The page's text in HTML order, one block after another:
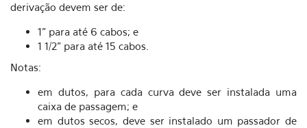
derivação devem ser de:
1" para até 6 cabos; e
1 1/2" para até 15 cabos.
Notas:
em dutos, para cada curva deve ser instalada uma
caixa de passagem; e
em dutos secos, deve ser instalado um passador de